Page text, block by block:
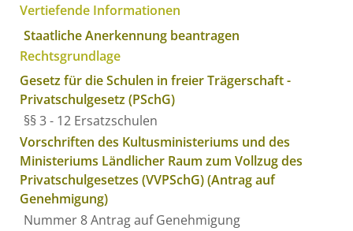
Vertiefende Informationen
Staatliche Anerkennung beantragen
Rechtsgrundlage
Gesetz für die Schulen in freier Trägerschaft -
Privatschulgesetz (PSchG)
§§ 3 - 12 Ersatzschulen
Vorschriften des Kultusministeriums und des
Ministeriums Ländlicher Raum zum Vollzug des
Privatschulgesetzes (VVPSchG) (Antrag auf
Genehmigung)
Nummer 8 Antrag auf Genehmigung